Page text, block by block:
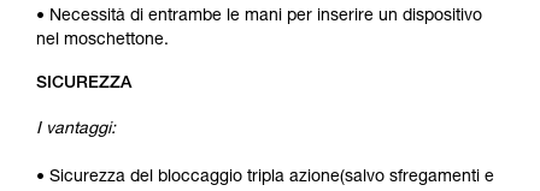
• Necessità di entrambe le mani per inserire un dispositivo
nel moschettone.
SICUREZZA
I vantaggi:
• Sicurezza del bloccaggio tripla azione(salvo sfregamenti e